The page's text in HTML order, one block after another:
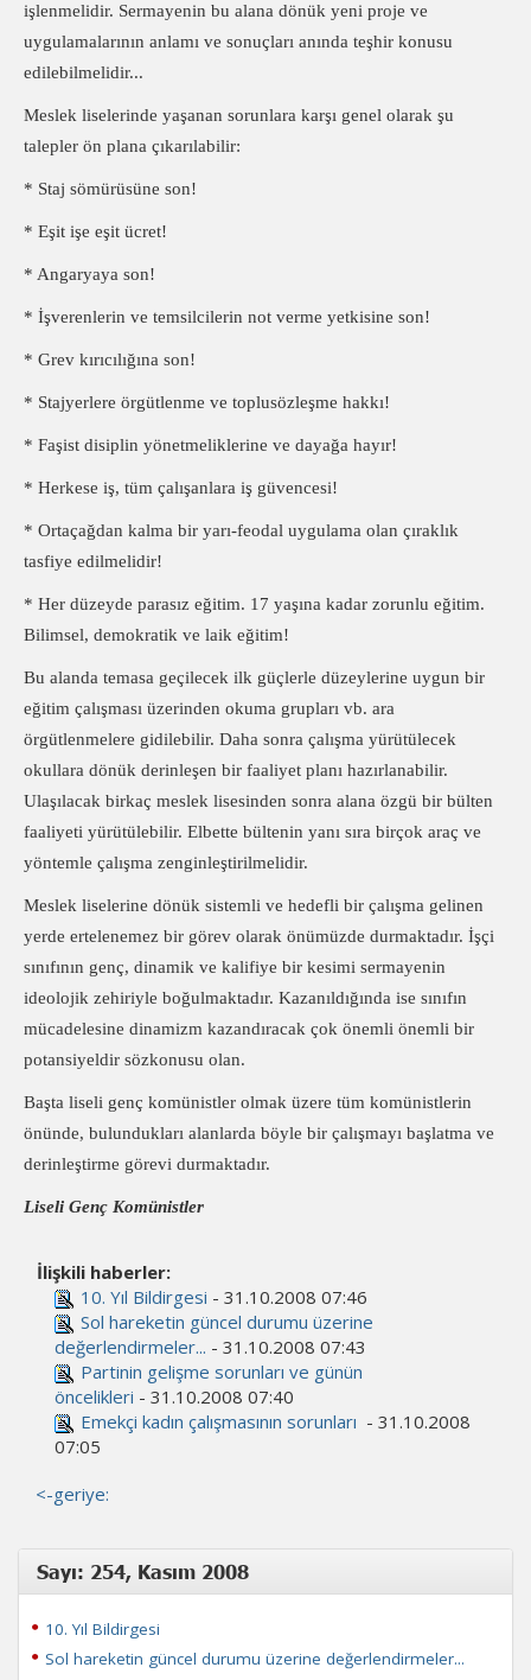
işlenmelidir. Sermayenin bu alana dönük yeni proje ve
uygulamalarının anlamı ve sonuçları anında teşhir konusu
edilebilmelidir...
Meslek liselerinde yaşanan sorunlara karşı genel olarak şu
talepler ön plana çıkarılabilir:
* Staj sömürüsüne son!
* Eşit işe eşit ücret!
* Angaryaya son!
* İşverenlerin ve temsilcilerin not verme yetkisine son!
* Grev kırıcılığına son!
* Stajyerlere örgütlenme ve toplusözleşme hakkı!
* Faşist disiplin yönetmeliklerine ve dayağa hayır!
* Herkese iş, tüm çalışanlara iş güvencesi!
* Ortaçağdan kalma bir yarı-feodal uygulama olan çıraklık
tasfiye edilmelidir!
* Her düzeyde parasız eğitim. 17 yaşına kadar zorunlu eğitim.
Bilimsel, demokratik ve laik eğitim!
Bu alanda temasa geçilecek ilk güçlerle düzeylerine uygun bir
eğitim çalışması üzerinden okuma grupları vb. ara
örgütlenmelere gidilebilir. Daha sonra çalışma yürütülecek
okullara dönük derinleşen bir faaliyet planı hazırlanabilir.
Ulaşılacak birkaç meslek lisesinden sonra alana özgü bir bülten
faaliyeti yürütülebilir. Elbette bültenin yanı sıra birçok araç ve
yöntemle çalışma zenginleştirilmelidir.
Meslek liselerine dönük sistemli ve hedefli bir çalışma gelinen
yerde ertelenemez bir görev olarak önümüzde durmaktadır. İşçi
sınıfının genç, dinamik ve kalifiye bir kesimi sermayenin
ideolojik zehiriyle boğulmaktadır. Kazanıldığında ise sınıfın
mücadelesine dinamizm kazandıracak çok önemli önemli bir
potansiyeldir sözkonusu olan.
Başta liseli genç komünistler olmak üzere tüm komünistlerin
önünde, bulundukları alanlarda böyle bir çalışmayı başlatma ve
derinleştirme görevi durmaktadır.
Liseli Genç Komünistler
İlişkili haberler:
10. Yıl Bildirgesi - 31.10.2008 07:46
Sol hareketin güncel durumu üzerine
değerlendirmeler... - 31.10.2008 07:43
Partinin gelişme sorunları ve günün
öncelikleri - 31.10.2008 07:40
Emekçi kadın çalışmasının sorunları - 31.10.2008
07:05
<-geriye:
Sayı: 254, Kasım 2008
10. Yıl Bildirgesi
Sol hareketin güncel durumu üzerine değerlendirmeler...